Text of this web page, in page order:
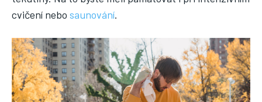
cvičení nebo saunování.